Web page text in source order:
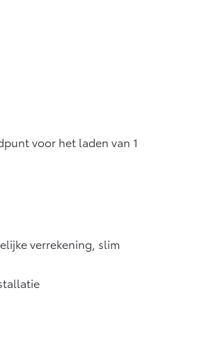
voor het laden van 1
verrekening, slim